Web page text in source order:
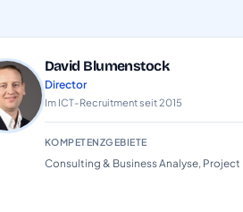
David Blumenstock
Director
Im ICT-Recruitment seit 2015
KOMPETENZGEBIETE
Consulting & Business Analyse, Project